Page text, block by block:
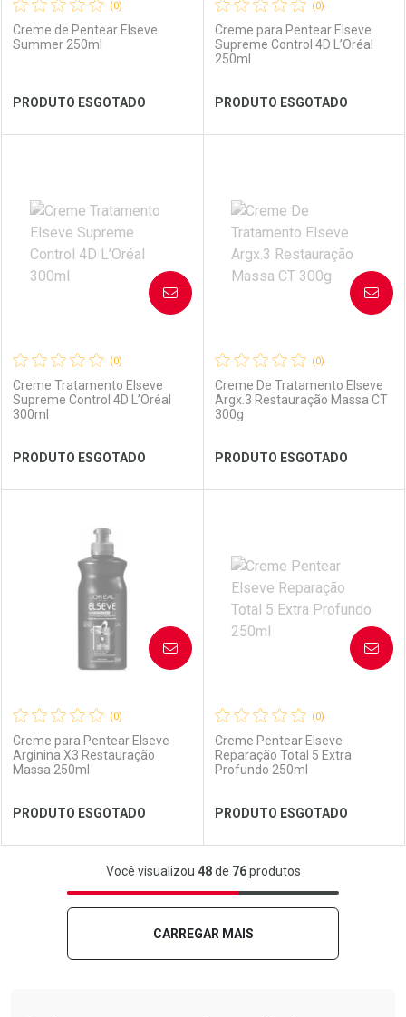
Ver Desconto Convênio Ver Desconto Convênio
(0)
Creme de Pentear Elseve
Summer 250ml
PRODUTO ESGOTADO
Laboratório
Ver Desconto Convênio
Por Menos
(0)
Creme para Pentear Elseve
Supreme Control 4D L’Oréal
250ml
PRODUTO ESGOTADO
Laboratório
Ver Desconto Convênio
Por Menos
(0)
Creme Tratamento Elseve
Supreme Control 4D L’Oréal
300ml
PRODUTO ESGOTADO
AVISE-ME
Laboratório
Ver Desconto Convênio
Por Menos
(0)
Creme De Tratamento Elseve
Argx.3 Restauração Massa CT
300g
PRODUTO ESGOTADO
AVISE-ME
Laboratório
Ver Desconto Convênio
Por Menos
(0)
Creme para Pentear Elseve
Arginina X3 Restauração
Massa 250ml
PRODUTO ESGOTADO
AVISE-ME
FECHAR
FECHAR
(0)
Creme Pentear Elseve
Reparação Total 5 Extra
Profundo 250ml
PRODUTO ESGOTADO
AVISE-ME
Você visualizou 48de 76produtos
CARREGAR MAIS